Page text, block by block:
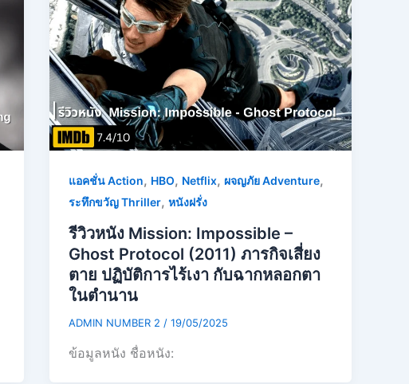
แอคชั่น Action, HBO, Netflix, ผจญภัย Adventure,
ระทึกขวัญ Thriller,หนังฝรั่ง
รีวิวหนัง Mission: Impossible –
Ghost Protocol (2011) ภารกิจเสี่ยง
ตาย ปฏิบัติการไร้เงา กับฉากหลอกตา
ในตำนาน
ADMIN NUMBER 2/19/05/2025
ข้อมูลหนัง ชื่อหนัง: